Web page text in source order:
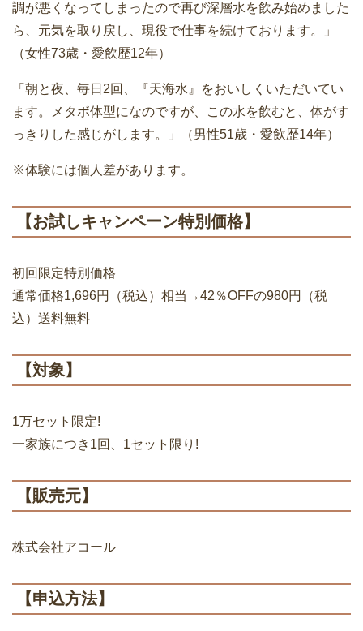
調が悪くなってしまったので再び深層水を飲み始めました
ら、元気を取り戻し、現役で仕事を続けております。」
（女性73歳・愛飲歴12年）
「朝と夜、毎日2回、『天海水』をおいしくいただいてい
ます。メタボ体型になのですが、この水を飲むと、体がす
っきりした感じがします。」（男性51歳・愛飲歴14年）
※体験には個人差があります。
【お試しキャンペーン特別価格】
初回限定特別価格
通常価格1,696円（税込）相当→42％OFFの980円（税
込）送料無料
【対象】
1万セット限定!
一家族につき1回、1セット限り!
【販売元】
株式会社アコール
【申込方法】